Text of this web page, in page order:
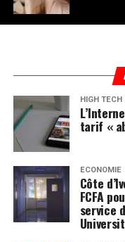
HIGH TECH
tarif «
ECONOMIE
Côte
FCFA
service